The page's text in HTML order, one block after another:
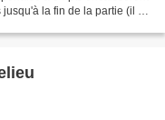
la fin de la partie (il y